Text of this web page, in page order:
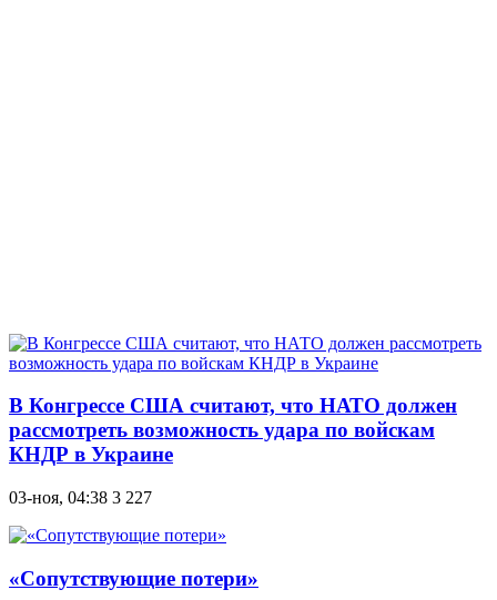
В Конгрессе США считают, что НАТО должен
рассмотреть возможность удара по войскам
КНДР в Украине
03-ноя, 04:38 3 227
«Сопутствующие потери»